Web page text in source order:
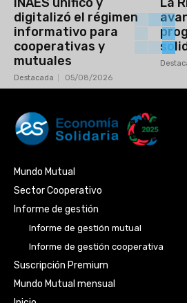
digitalizó el régimen
informativo para
cooperativas y
mutuales
Destacada 05/08/2026
Mundo Mutual
Sector Cooperativo
Informe de gestión
Informe de gestión mutual
Informe de gestión cooperativa
Suscripción Premium
Mundo Mutual mensual